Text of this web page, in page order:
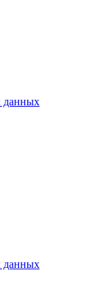
данных
данных